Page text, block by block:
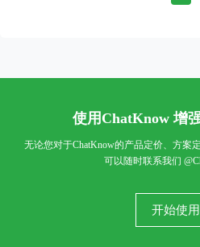
使用ChatKnow 增
无论您对于ChatKnow的产品定价、方案
可以随时联系我们
开始使用